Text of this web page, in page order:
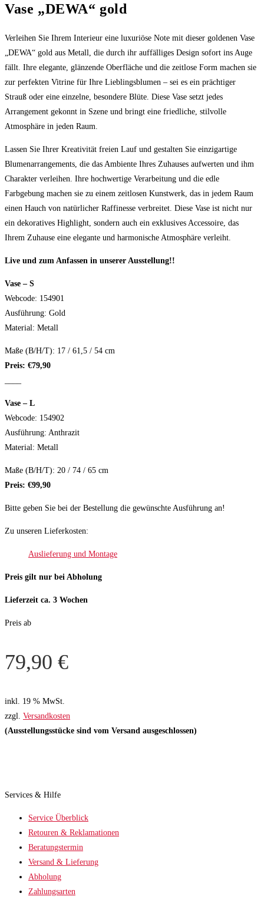
Vase „DEWA“ gold
Verleihen Sie Ihrem Interieur eine luxuriöse Note mit dieser goldenen Vase
„DEWA“ gold aus Metall, die durch ihr auffälliges Design sofort ins Auge
fällt. Ihre elegante, glänzende Oberfläche und die zeitlose Form machen sie
zur perfekten Vitrine für Ihre Lieblingsblumen – sei es ein prächtiger
Strauß oder eine einzelne, besondere Blüte. Diese Vase setzt jedes
Arrangement gekonnt in Szene und bringt eine friedliche, stilvolle
Atmosphäre in jeden Raum.
Lassen Sie Ihrer Kreativität freien Lauf und gestalten Sie einzigartige
Blumenarrangements, die das Ambiente Ihres Zuhauses aufwerten und ihm
Charakter verleihen. Ihre hochwertige Verarbeitung und die edle
Farbgebung machen sie zu einem zeitlosen Kunstwerk, das in jedem Raum
einen Hauch von natürlicher Raffinesse verbreitet. Diese Vase ist nicht nur
ein dekoratives Highlight, sondern auch ein exklusives Accessoire, das
Ihrem Zuhause eine elegante und harmonische Atmosphäre verleiht.
Live und zum Anfassen in unserer Ausstellung!!
Vase – S
Webcode: 154901
Ausführung: Gold
Material: Metall
Maße (B/H/T): 17 / 61,5 / 54 cm
Preis: €79,90
Vase – L
Webcode: 154902
Ausführung: Anthrazit
Material: Metall
Maße (B/H/T): 20 / 74 / 65 cm
Preis: €99,90
Bitte geben Sie bei der Bestellung die gewünschte Ausführung an!
Zu unseren Lieferkosten:
Auslieferung und Montage
Preis gilt nur bei Abholung
Lieferzeit ca. 3 Wochen
Preis ab
79,90 €
inkl. 19 % MwSt.
zzgl. Versandkosten
(Ausstellungsstücke sind vom Versand ausgeschlossen)
Services & Hilfe
Service Überblick
Retouren & Reklamationen
Beratungstermin
Versand & Lieferung
Abholung
Zahlungsarten